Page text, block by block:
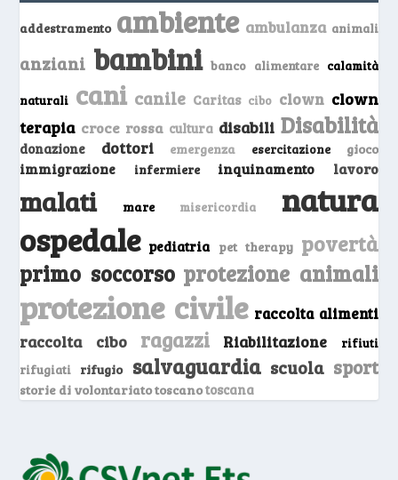
addestramento ambiente ambulanza animali
anziani bambini banco alimentare calamità
naturali cani canile Caritas cibo clown clown
terapia croce rossa cultura disabili Disabilità
donazione dottori emergenza esercitazione gioco
immigrazione infermiere inquinamento lavoro
malati mare misericordia natura
ospedale pediatria pet therapy povertà
primo soccorso protezione animali
protezione civile raccolta alimenti
raccolta cibo ragazzi Riabilitazione
rifiuti
rifugiati
rifugio salvaguardia scuola sport
storie di volontariato toscanotoscana